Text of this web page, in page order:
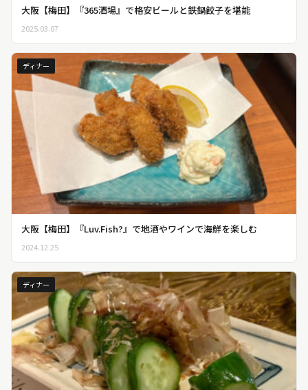
大阪【梅田】『365酒場』で格安ビールと鉄鍋餃子を堪能
2025.03.07
ディナー
大阪【梅田】『Luv.Fish?』で地酒やワインで海鮮を楽しむ
2024.12.25
ディナー